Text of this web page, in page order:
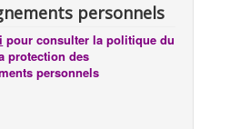
personnels
pour consulter la politique du
protection des
personnels